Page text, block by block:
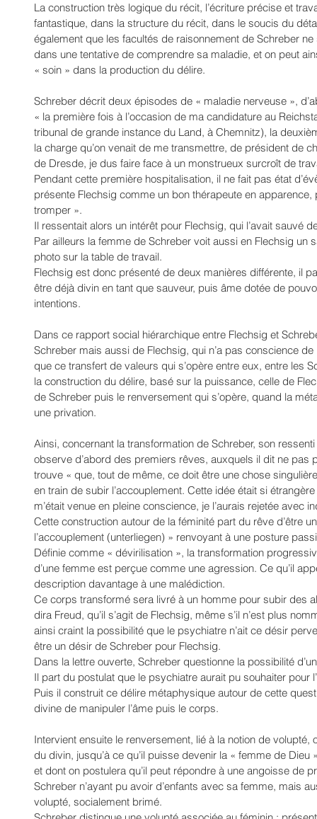
La construction très logique du récit, l’écriture précise et
fantastique, dans la structure du récit, dans le soucis du
également que les facultés de raisonnement de Schreber
dans une tentative de comprendre sa maladie, et on peut
« soin » dans la production du délire.
Schreber décrit deux épisodes de « maladie nerveuse »,
« la première fois à l’occasion de ma candidature au
tribunal de grande instance du Land, à Chemnitz), la
la charge qu’on venait de me transmettre, de président de
de Dresde, je dus faire face à un monstrueux surcroît de
Pendant cette première hospitalisation, il ne fait pas état
présente Flechsig comme un bon thérapeute en apparence,
tromper ».
Il ressentait alors un intérêt pour Flechsig, qui l’avait sauvé
Par ailleurs la femme de Schreber voit aussi en Flechsig un
photo sur la table de travail.
Flechsig est donc présenté de deux manières différente, il
être déjà divin en tant que sauveur, puis âme dotée de
intentions.
Dans ce rapport social hiérarchique entre Flechsig et
Schreber mais aussi de Flechsig, qui n’a pas conscience
que ce transfert de valeurs qui s’opère entre eux, entre les
la construction du délire, basé sur la puissance, celle de
de Schreber puis le renversement qui s’opère, quand la
une privation.
Ainsi, concernant la transformation de Schreber, son
observe d’abord des premiers rêves, auxquels il dit ne pas
trouve « que, tout de même, ce doit être une chose
en train de subir l’accouplement. Cette idée était si
m’était venue en pleine conscience, je l’aurais rejetée avec
Cette construction autour de la féminité part du rêve d’être
l’accouplement (unterliegen) » renvoyant à une posture
Définie comme « dévirilisation », la transformation
d’une femme est perçue comme une agression. Ce qu’il
description davantage à une malédiction.
Ce corps transformé sera livré à un homme pour subir des
dira Freud, qu’il s’agit de Flechsig, même s’il n’est plus
ainsi craint la possibilité que le psychiatre n’ait ce désir
être un désir de Schreber pour Flechsig.
Dans la lettre ouverte, Schreber questionne la possibilité
Il part du postulat que le psychiatre aurait pu souhaiter pour
Puis il construit ce délire métaphysique autour de cette
divine de manipuler l’âme puis le corps.
Intervient ensuite le renversement, lié à la notion de
du divin, jusqu’à ce qu’il puisse devenir la « femme de
et dont on postulera qu’il peut répondre à une angoisse de
Schreber n’ayant pu avoir d’enfants avec sa femme, mais
volupté, socialement brimé.